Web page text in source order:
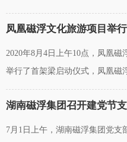
场、中铁五局项目部提梁点、中
项目部、中国通号项目
凤凰磁浮文化旅游项目举
2020年8月4日上午10点，凤凰
举行了首架梁启动仪式，凤凰磁
施工单位等参建单位参加启动仪
凰磁浮文化旅游项目架梁的序
7月1日上午，湖南磁浮集团党支